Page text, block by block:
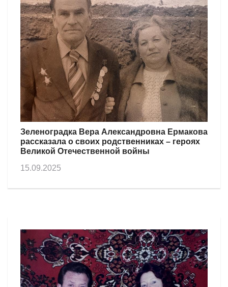
Зеленоградка Вера Александровна Ермакова
рассказала о своих родственниках – героях
Великой Отечественной войны
15.09.2025